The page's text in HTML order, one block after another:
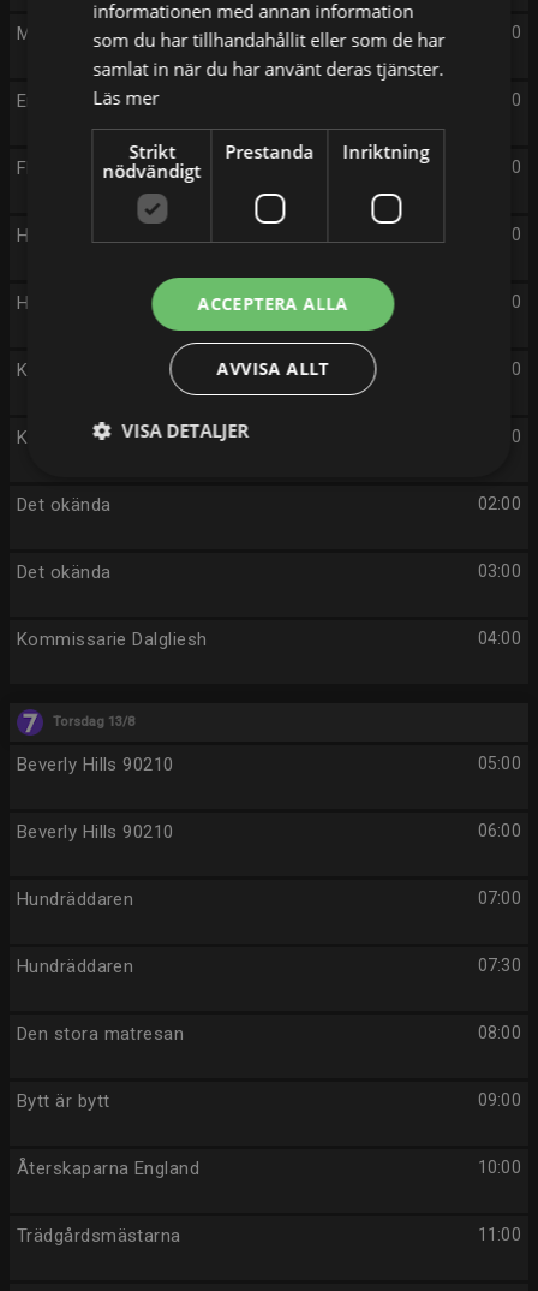
19:00
Mord och inga visor
20:00
En plats i solen
21:00
Flykten från Bolivia
22:00
Hudson & Rex
23:00
Hudson & Rex
00:00
Kalla kårar
01:00
Kommissarie Dalgliesh
02:00
Det okända
03:00
Det okända
04:00
Kommissarie Dalgliesh
Torsdag 13/8
05:00
Beverly Hills 90210
06:00
Beverly Hills 90210
07:00
Hundräddaren
07:30
Hundräddaren
08:00
Den stora matresan
09:00
Bytt är bytt
10:00
Återskaparna England
11:00
Trädgårdsmästarna
informationen med annan information
som du har tillhandahållit eller som de har
samlat in när du har använt deras tjänster.
Läs mer
Strikt
nödvändigt
Prestanda Inriktning
ACCEPTERA ALLA
AVVISA ALLT
VISA DETALJER